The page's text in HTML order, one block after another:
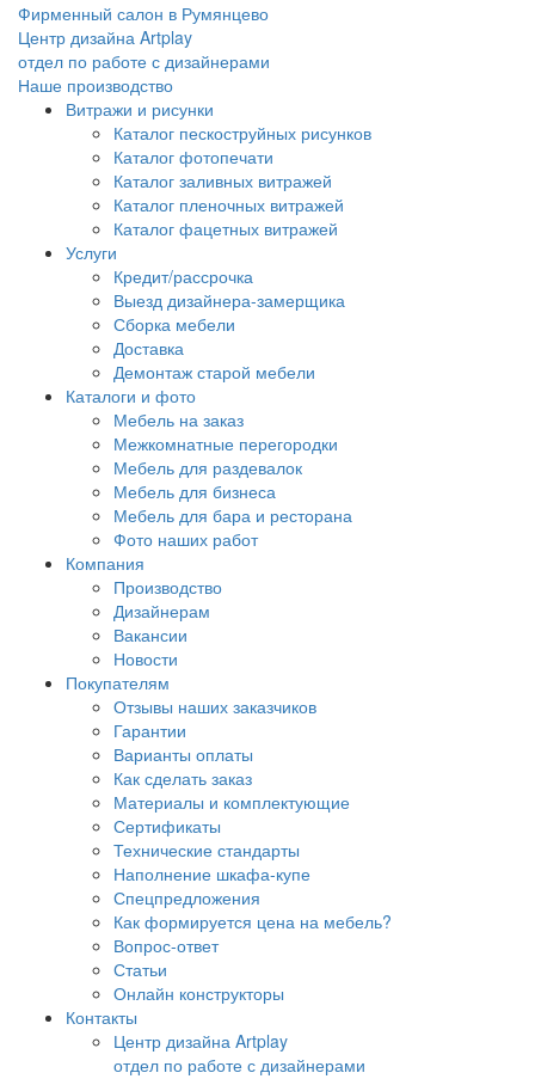
Фирменный салон в Румянцево
Центр дизайна Artplay
отдел по работе с дизайнерами
Наше производство
Витражи и рисунки
Каталог пескоструйных рисунков
Каталог фотопечати
Каталог заливных витражей
Каталог пленочных витражей
Каталог фацетных витражей
Услуги
Кредит/рассрочка
Выезд дизайнера-замерщика
Сборка мебели
Доставка
Демонтаж старой мебели
Каталоги и фото
Мебель на заказ
Межкомнатные перегородки
Мебель для раздевалок
Мебель для бизнеса
Мебель для бара и ресторана
Фото наших работ
Компания
Производство
Дизайнерам
Вакансии
Новости
Покупателям
Отзывы наших заказчиков
Гарантии
Варианты оплаты
Как сделать заказ
Материалы и комплектующие
Сертификаты
Технические стандарты
Наполнение шкафа-купе
Спецпредложения
Как формируется цена на мебель?
Вопрос-ответ
Статьи
Онлайн конструкторы
Контакты
Центр дизайна Artplay
отдел по работе с дизайнерами